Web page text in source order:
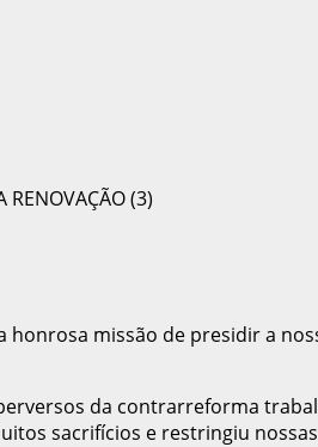
missão de presidir a
da contrarreforma
sacrifícios e restringiu